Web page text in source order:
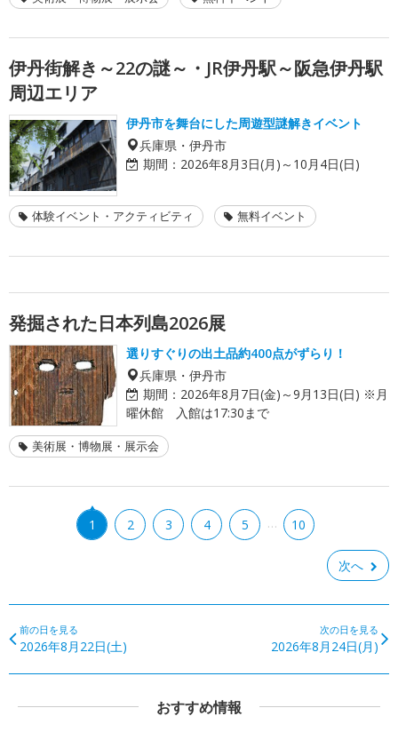
伊丹街解き～22の謎～・JR伊丹駅～阪急伊丹駅
周辺エリア
伊丹市を舞台にした周遊型謎解きイベント
兵庫県・伊丹市
期間： 2026年8月3日(月)～10月4日(日)
体験イベント・アクティビティ 無料イベント
発掘された日本列島2026展
選りすぐりの出土品約400点がずらり！
兵庫県・伊丹市
期間： 2026年8月7日(金)～9月13日(日) ※月
曜休館 入館は17:30まで
美術展・博物展・展示会
1 2 3 4 5 … 10
次へ
前の日を見る
2026年8月22日(土)
次の日を見る
2026年8月24日(月)
おすすめ情報